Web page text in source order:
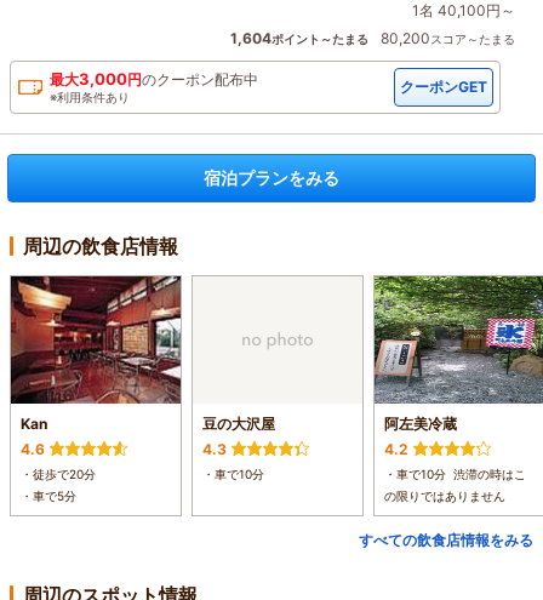
1名 40,100円～
1,604ポイント～たまる 80,200スコア～たまる
最大3,000円のクーポン配布中
※利用条件あり
クーポンGET
宿泊プランをみる
周辺の飲食店情報
Kan
4.6
・徒歩で20分
・車で5分
豆の大沢屋
4.3
・車で10分
阿左美冷蔵
4.2
・車で10分 渋滞の時はこ
の限りではありません
すべての飲食店情報をみる